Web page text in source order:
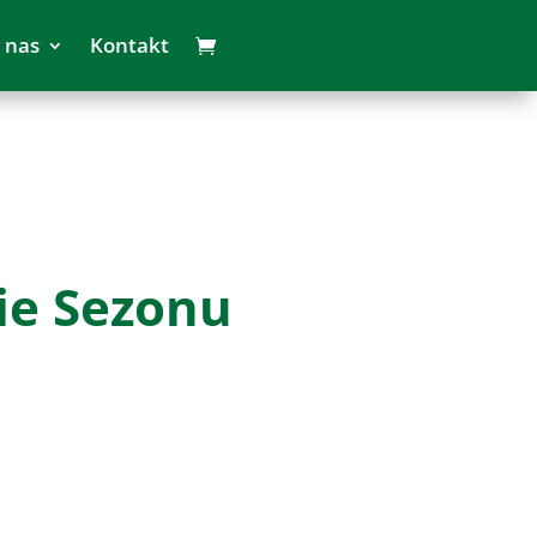
nas Kontakt
Sezonu